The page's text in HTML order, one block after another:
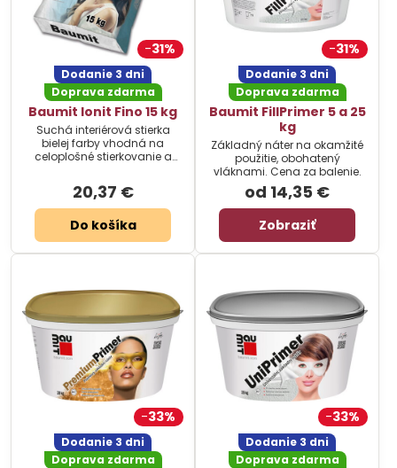
31%
Dodanie 3 dni
Doprava zdarma
Baumit Ionit Fino 15 kg
Suchá interiérová stierka
bielej farby vhodná na
celoplošné stierkovanie a
20,37 €
Do košíka
31%
Dodanie 3 dni
Doprava zdarma
Baumit FillPrimer 5 a 25
kg
Základný náter na okamžité
použitie, obohatený
vláknami. Cena za balenie.
od 14,35 €
Zobraziť
33%
Dodanie 3 dni
Doprava zdarma
33%
Dodanie 3 dni
Doprava zdarma